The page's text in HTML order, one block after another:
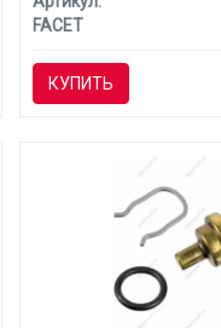
FACET
КУПИТЬ